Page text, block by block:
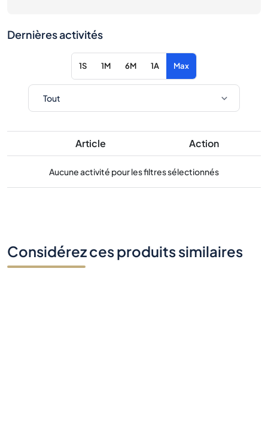
Dernières activités
1S 1M 6M 1A Max
Article Action
Aucune activité pour les filtres sélectionnés
Considérez ces produits similaires